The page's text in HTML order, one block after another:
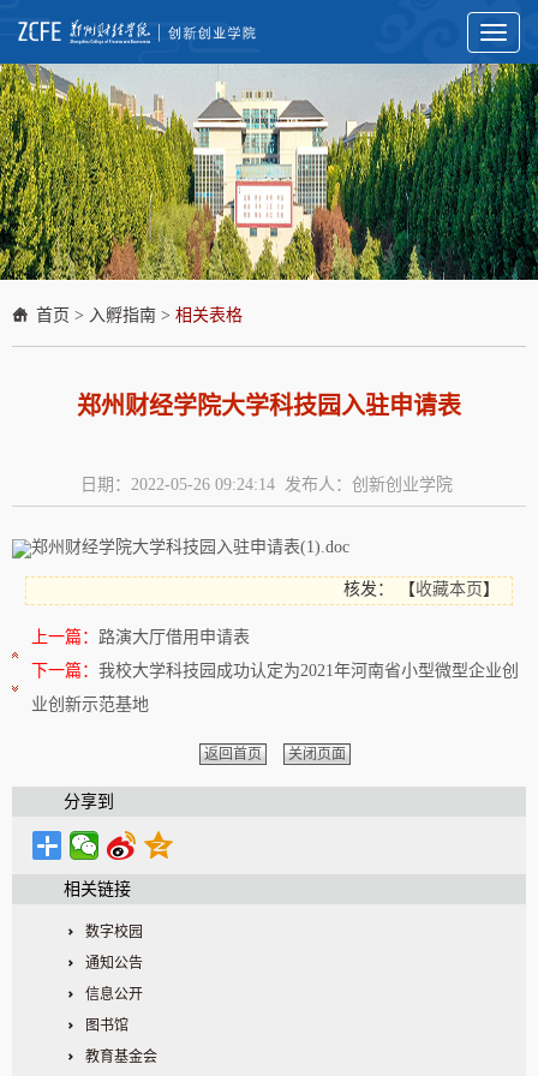
Toggle
首页 > 入孵指南 > 相关表格
郑州财经学院大学科技园入驻申请表
日期：2022-05-26 09:24:14 发布人：创新创业学院
郑州财经学院大学科技园入驻申请表(1).doc
核发： 【收藏本页 】
上一篇： 路演大厅借用申请表
下一篇： 我校大学科技园成功认定为2021年河南省小型微型企业创
业创新示范基地
返回首页 关闭页面
分享到
相关链接
数字校园
通知公告
信息公开
图书馆
教育基金会